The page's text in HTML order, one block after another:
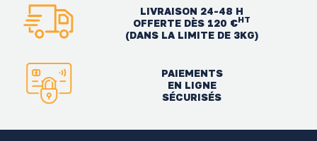
LIVRAISON 24-48 H
OFFERTE DÈS 120 €HT
(DANS LA LIMITE DE 3KG)
PAIEMENTS
EN LIGNE
SÉCURISÉS